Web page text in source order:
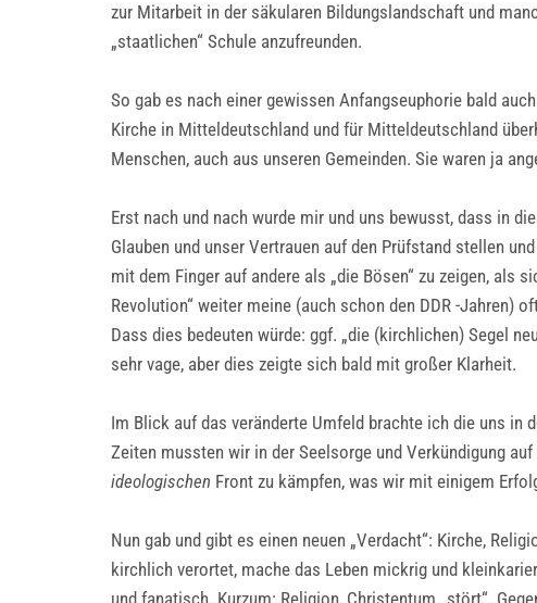
zur Mitarbeit in der säkularen Bildungslandschaft und
„staatlichen“ Schule anzufreunden.
So gab es nach einer gewissen Anfangseuphorie bald
Kirche in Mitteldeutschland und für Mitteldeutschland
Menschen, auch aus unseren Gemeinden. Sie waren ja
Erst nach und nach wurde mir und uns bewusst, dass in
Glauben und unser Vertrauen auf den Prüfstand stellen
mit dem Finger auf andere als „die Bösen“ zu zeigen, als
Revolution“ weiter meine (auch schon den DDR -Jahren)
Dass dies bedeuten würde: ggf. „die (kirchlichen) Segel
sehr vage, aber dies zeigte sich bald mit großer Klarheit.
Im Blick auf das veränderte Umfeld brachte ich die uns in
Zeiten mussten wir in der Seelsorge und Verkündigung
ideologischen Front zu kämpfen, was wir mit einigem
Nun gab und gibt es einen neuen „Verdacht“: Kirche,
kirchlich verortet, mache das Leben mickrig und
und fanatisch. Kurzum: Religion, Christentum „stört“.